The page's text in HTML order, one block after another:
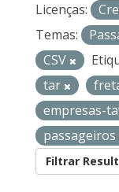
Licenças:
Temas:
CSV
tar
empresas-
passageiros
Filtrar